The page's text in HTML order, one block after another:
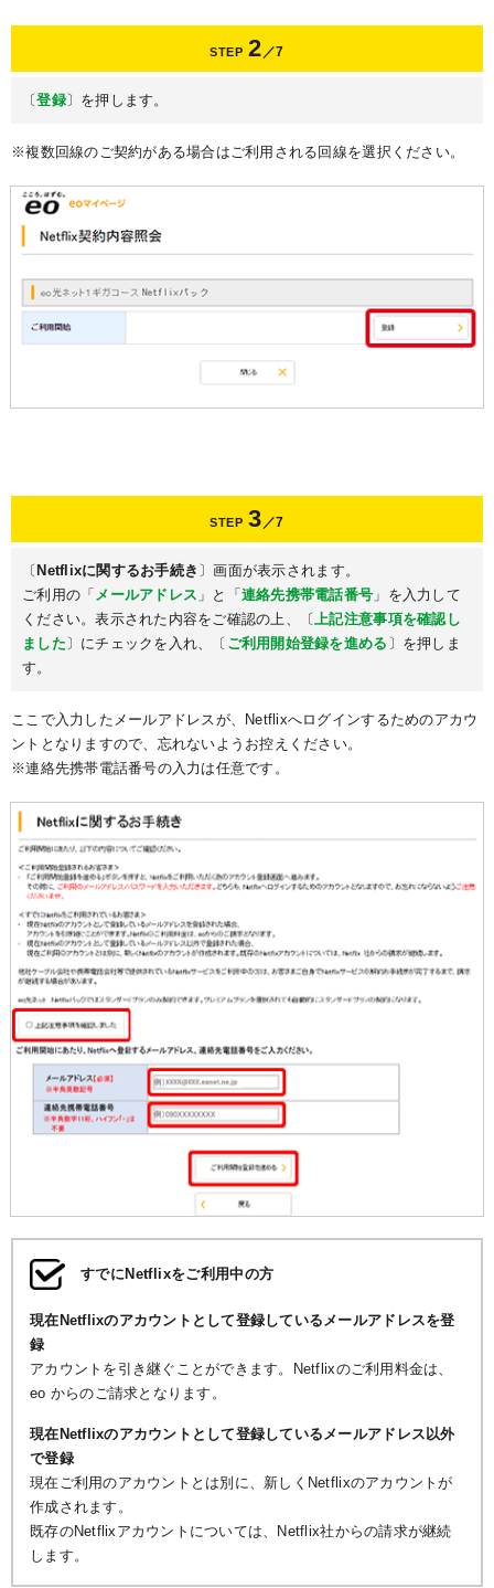
STEP 2 ／7
〔登録〕を押します。
※複数回線のご契約がある場合はご利用される回線を選択ください。
STEP 3 ／7
〔Netflixに関するお手続き 〕画面が表示されます。
ご利用の「 メールアドレス 」と「連絡先携帯電話番号 」を入力して
ください。表示された内容をご確認の上、〔 上記注意事項を確認し
ました〕にチェックを入れ、〔 ご利用開始登録を進める 〕を押しま
す。
ここで入力したメールアドレスが、Netflixへログインするためのアカウ
ントとなりますので、忘れないようお控えください。
※連絡先携帯電話番号の入力は任意です。
すでにNetflixをご利用中の方
現在Netflixのアカウントとして登録しているメールアドレスを登
録
アカウントを引き継ぐことができます。Netflixのご利用料金は、
eo からのご請求となります。
現在Netflixのアカウントとして登録しているメールアドレス以外
で登録
現在ご利用のアカウントとは別に、新しくNetflixのアカウントが
作成されます。
既存のNetflixアカウントについては、Netflix社からの請求が継続
します。